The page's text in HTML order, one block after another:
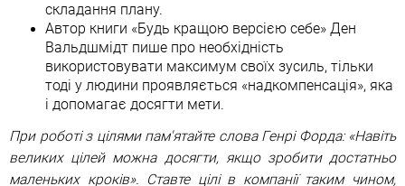
складання плану.
Автор книги «Будь кращою версією себе» Ден
Вальдшмідт пише про необхідність
використовувати максимум своїх зусиль, тільки
тоді у людини проявляється «надкомпенсація», яка
і допомагає досягти мети.
При роботі з цілями пам'ятайте слова Генрі Форда: «Навіть
великих цілей можна досягти, якщо зробити достатньо
маленьких кроків». Ставте цілі в компанії таким чином,